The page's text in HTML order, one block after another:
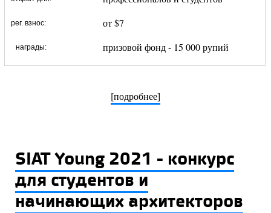
рег. взнос: от $7
награды: призовой фонд - 15 000 рупий
[подробнее]
SIAT Young 2021 - конкурс
для студентов и
начинающих архитекторов